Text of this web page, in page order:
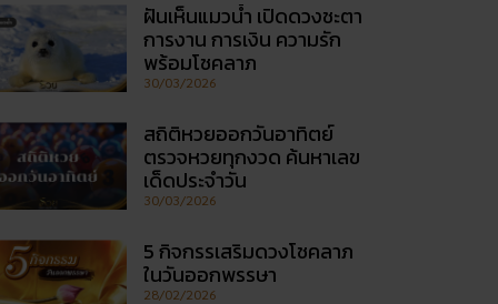
ฝันเห็นแมวน้ำ เปิดดวงชะตา
การงาน การเงิน ความรัก
พร้อมโชคลาภ
30/03/2026
สถิติหวยออกวันอาทิตย์
ตรวจหวยทุกงวด ค้นหาเลข
เด็ดประจำวัน
30/03/2026
5 กิจกรรเสริมดวงโชคลาภ
ในวันออกพรรษา
28/02/2026